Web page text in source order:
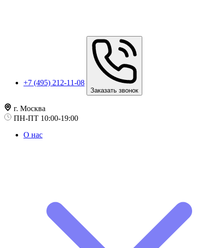
+7 (495) 212-11-08
Заказать звонок
г. Москва
ПН-ПТ 10:00-19:00
О нас